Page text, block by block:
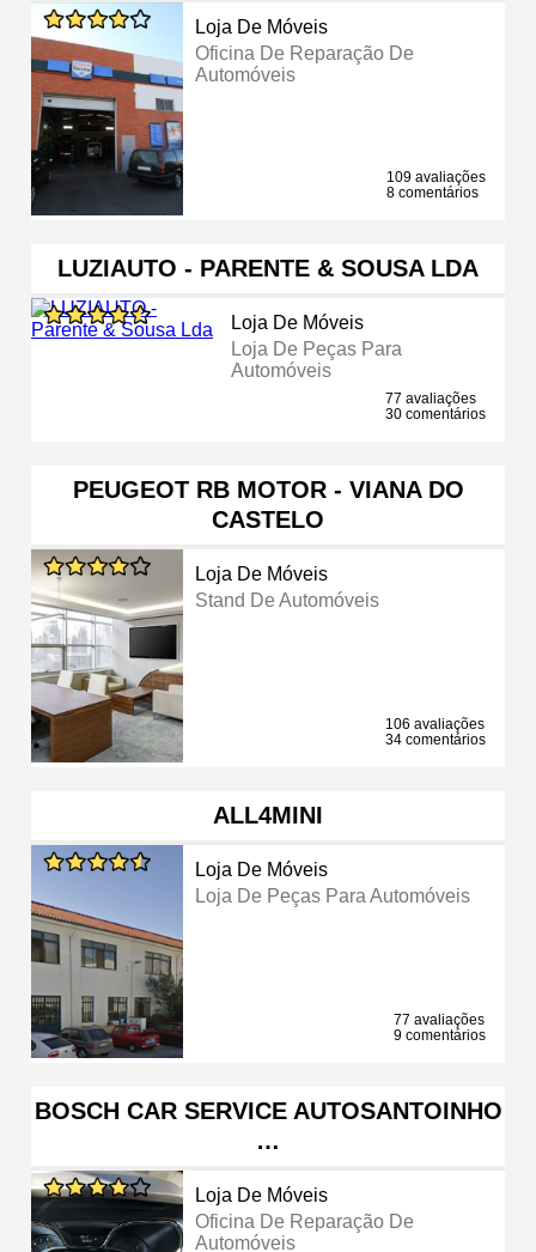
Loja De Móveis
Oficina De Reparação De
Automóveis
109 avaliações
8 comentários
LUZIAUTO - PARENTE & SOUSA LDA
Loja De Móveis
Loja De Peças Para
Automóveis
77 avaliações
30 comentários
PEUGEOT RB MOTOR - VIANA DO
CASTELO
Loja De Móveis
Stand De Automóveis
106 avaliações
34 comentários
ALL4MINI
Loja De Móveis
Loja De Peças Para Automóveis
77 avaliações
9 comentários
BOSCH CAR SERVICE AUTOSANTOINHO
…
Loja De Móveis
Oficina De Reparação De
Automóveis